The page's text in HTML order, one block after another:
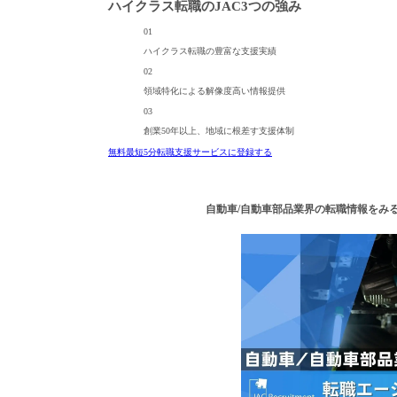
ハイクラス転職のJAC3つの強み
01
ハイクラス転職の豊富な支援実績
02
領域特化による解像度高い情報提供
03
創業50年以上、 地域に根差す支援体制
無料最短5分転職支援サービスに登録する
自動車/自動車部品業界の転職情報をみ